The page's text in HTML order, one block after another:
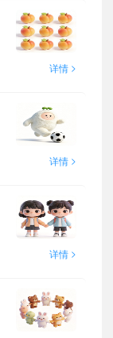
详情 >
详情 >
详情 >